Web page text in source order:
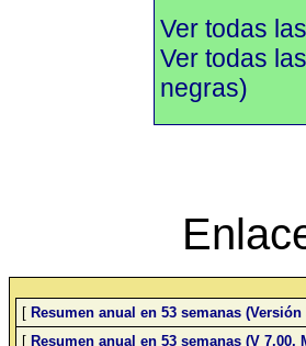
Ver todas
Ver todas
negras)
[ Resumen anual en 53 semanas (Versión
[ Resumen anual en 53 semanas (V 7.00,